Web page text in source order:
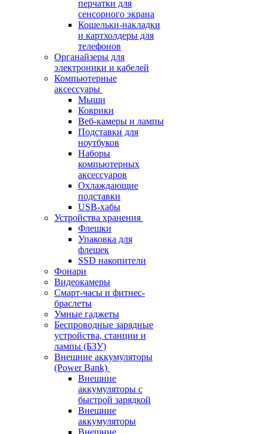
перчатки для
сенсорного экрана
Кошельки-накладки
и картхолдеры для
телефонов
Органайзеры для
электроники и кабелей
Компьютерные
аксессуары
Мыши
Коврики
Веб-камеры и лампы
Подставки для
ноутбуков
Наборы
компьютерных
аксессуаров
Охлаждающие
подставки
USB-хабы
Устройства хранения
Флешки
Упаковка для
флешек
SSD накопители
Фонари
Видеокамеры
Смарт-часы и фитнес-
браслеты
Умные гаджеты
Беспроводные зарядные
устройства, станции и
лампы (БЗУ)
Внешние аккумуляторы
(Power Bank)
Внешние
аккумуляторы с
быстрой зарядкой
Внешние
аккумуляторы
Внешние